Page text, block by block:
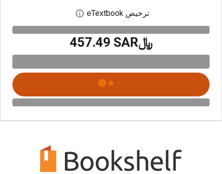
ترخيص eTextbook افتح مربع حوار
﷼‎457.49 SAR